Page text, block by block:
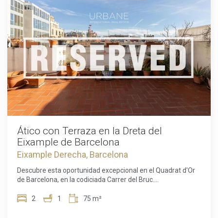
altura y distribución lo convierte en una opción muy
atractiva para cualquiera que busque una propiedad con
potencial de mejora y revalorización. Importante: la
propiedad está sujeta a una condición urbanística derivada
de esta configuración, que ya se ha tenido en cuenta en el
precio de venta y la convierte en una oportunidad
interesante para los compradores que deseen llevar a cabo
esta regularización. Se facilitará información detallada a los
interesados. El precio de venta no incluye impuestos, gastos
de notario o de registro de la propiedad, comisiones de
agencia ni ningún gasto relacionado con la hipoteca (si
procede).
Ático con Terraza en la Dreta del
Eixample de Barcelona
Eixample Derecha, Barcelona
Descubre esta oportunidad excepcional en el Quadrat d'Or
de Barcelona, en la codiciada Carrer del Bruc.
vida de la ciudad, esta ubicación es simplemente
2 1 75 m²